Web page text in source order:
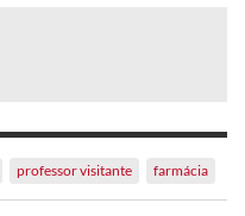
professor visitante farmácia